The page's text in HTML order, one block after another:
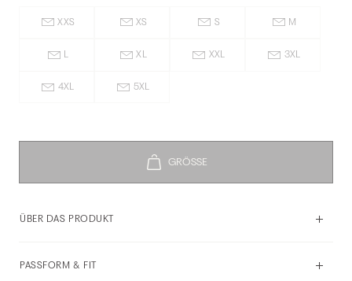
XXS XS S M
L XL XXL 3XL
4XL 5XL
ÜBER DAS PRODUKT
PASSFORM & FIT